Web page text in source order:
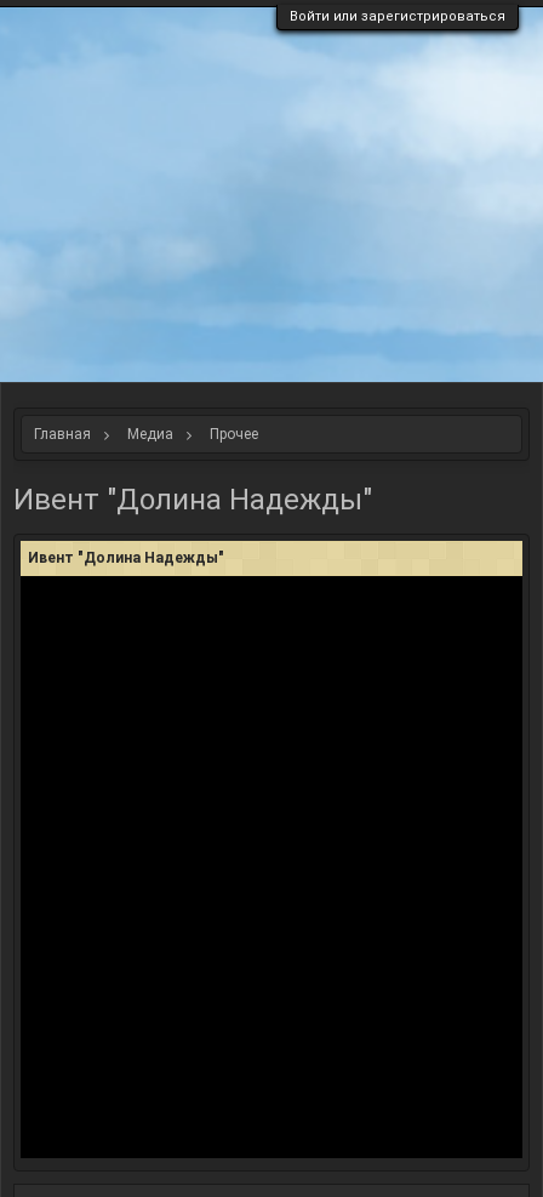
Войти или зарегистрироваться
Главная Медиа Прочее
Ивент "Долина Надежды"
Ивент "Долина Надежды"